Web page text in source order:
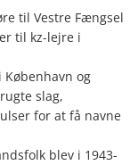
til Vestre Fængsel
til kz-lejre i
København og
slag,
for at få navne
blev i 1943-